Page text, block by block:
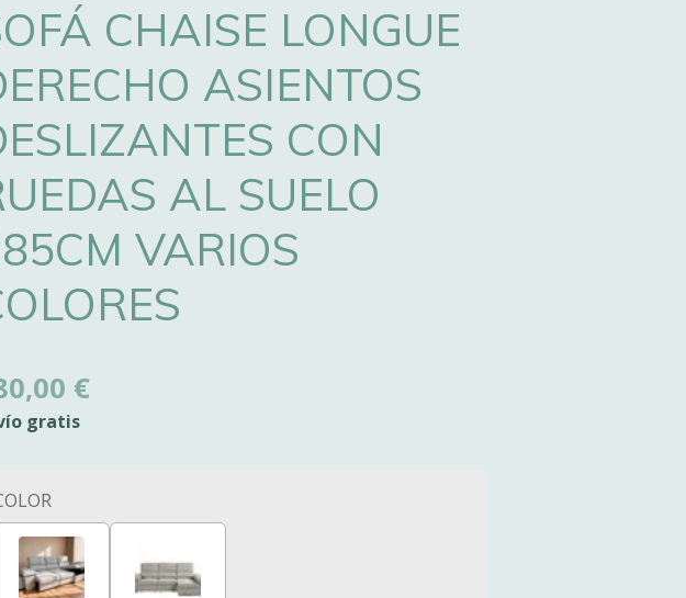
CHAISE LONGUE
ASIENTOS
CON
AL SUELO
VARIOS
€
gratis